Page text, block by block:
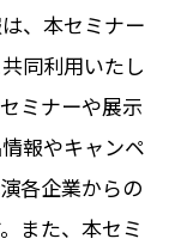
、本セミナー
同利用いたし
ミナーや展示
報やキャンペ
各企業からの
また、本セミ